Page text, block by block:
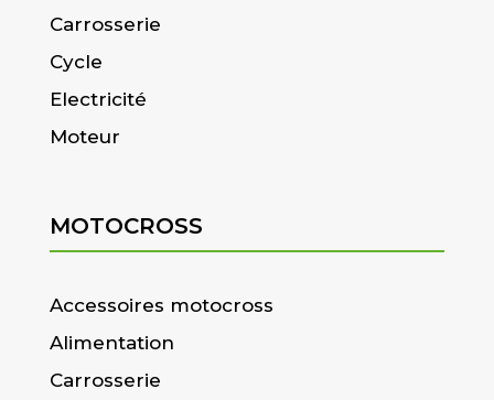
Carrosserie
Cycle
Electricité
Moteur
MOTOCROSS
Accessoires motocross
Alimentation
Carrosserie